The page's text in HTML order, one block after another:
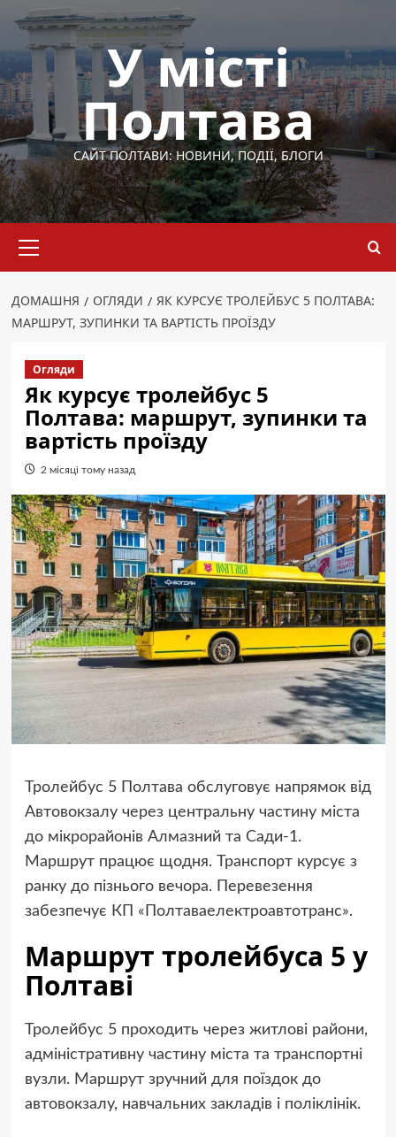
Перейти
вмісту
У місті
Полтава
САЙТ ПОЛТАВИ: НОВИНИ, ПОДІЇ, БЛОГИ
меню
ДОМАШНЯ ОГЛЯДИ
ЯК КУРСУЄ ТРОЛЕЙБУС 5 ПОЛТАВА:
МАРШРУТ, ЗУПИНКИ ТА ВАРТІСТЬ ПРОЇЗДУ
Огляди
Як курсує тролейбус 5
Полтава: маршрут, зупинки та
вартість проїзду
2 місяці тому назад
Тролейбус 5 Полтава обслуговує напрямок від
Автовокзалу через центральну частину міста
до мікрорайонів Алмазний та Сади-1.
Маршрут працює щодня. Транспорт курсує з
ранку до пізнього вечора. Перевезення
забезпечує КП «Полтаваелектроавтотранс».
Маршрут тролейбуса 5 у
Полтаві
Тролейбус 5 проходить через житлові райони,
адміністративну частину міста та транспортні
вузли. Маршрут зручний для поїздок до
автовокзалу, навчальних закладів і поліклінік.